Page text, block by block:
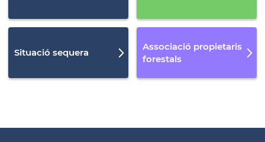
Situació sequera
Associació propietaris
forestals